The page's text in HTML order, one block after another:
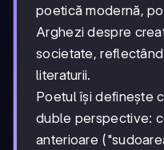
poetică modernă,
Arghezi despre
societate,
literaturii.
Poetul își definește
duble perspective:
anterioare